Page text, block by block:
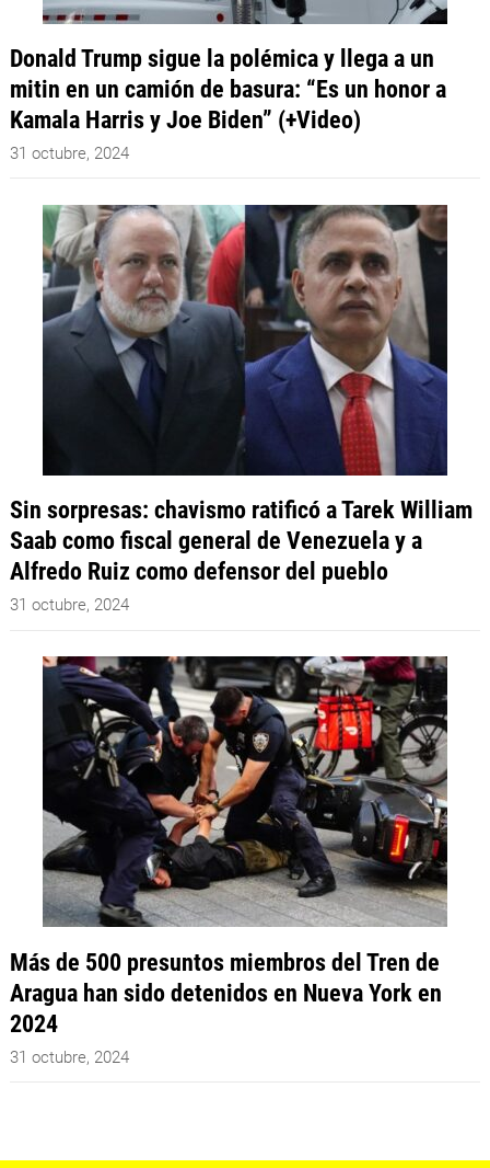
Donald Trump sigue la polémica y llega a un
mitin en un camión de basura: “Es un honor a
Kamala Harris y Joe Biden” (+Video)
31 octubre, 2024
Sin sorpresas: chavismo ratificó a Tarek William
Saab como fiscal general de Venezuela y a
Alfredo Ruiz como defensor del pueblo
31 octubre, 2024
Más de 500 presuntos miembros del Tren de
Aragua han sido detenidos en Nueva York en
2024
31 octubre, 2024